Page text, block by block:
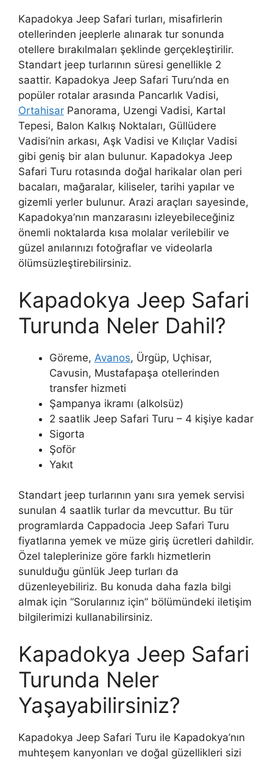
Kapadokya Jeep Safari turları, misafirlerin
otellerinden jeeplerle alınarak tur sonunda
otellere bırakılmaları şeklinde gerçekleştirilir.
Standart jeep turlarının süresi genellikle 2
saattir. Kapadokya Jeep Safari Turu’nda en
popüler rotalar arasında Pancarlık Vadisi,
Ortahisar Panorama, Uzengi Vadisi, Kartal
Tepesi, Balon Kalkış Noktaları, Güllüdere
Vadisi’nin arkası, Aşk Vadisi ve Kılıçlar Vadisi
gibi geniş bir alan bulunur. Kapadokya Jeep
Safari Turu rotasında doğal harikalar olan peri
bacaları, mağaralar, kiliseler, tarihi yapılar ve
gizemli yerler bulunur. Arazi araçları sayesinde,
Kapadokya’nın manzarasını izleyebileceğiniz
önemli noktalarda kısa molalar verilebilir ve
güzel anılarınızı fotoğraflar ve videolarla
ölümsüzleştirebilirsiniz.
Kapadokya Jeep Safari
Turunda Neler Dahil?
Göreme, Avanos, Ürgüp, Uçhisar,
Cavusin, Mustafapaşa otellerinden
transfer hizmeti
Şampanya ikramı (alkolsüz)
2 saatlik Jeep Safari Turu – 4 kişiye kadar
Sigorta
Şoför
Yakıt
Standart jeep turlarının yanı sıra yemek servisi
sunulan 4 saatlik turlar da mevcuttur. Bu tür
programlarda Cappadocia Jeep Safari Turu
fiyatlarına yemek ve müze giriş ücretleri dahildir.
Özel taleplerinize göre farklı hizmetlerin
sunulduğu günlük Jeep turları da
düzenleyebiliriz. Bu konuda daha fazla bilgi
almak için “Sorularınız için” bölümündeki iletişim
bilgilerimizi kullanabilirsiniz.
Kapadokya Jeep Safari
Turunda Neler
Yaşayabilirsiniz?
Kapadokya Jeep Safari Turu ile Kapadokya’nın
muhteşem kanyonları ve doğal güzellikleri sizi